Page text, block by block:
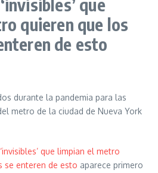
que
quieren que los
de esto
durante la pandemia para las
metro de la ciudad de Nueva York
que limpian el metro
se enteren de esto aparece primero